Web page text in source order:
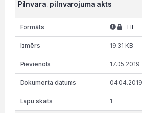
Pilnvara, pilnvarojuma akts
TIF
19.31 KB
17.05.2019
04.04.2019
1